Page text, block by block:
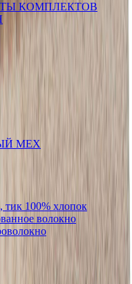
КОМПЛЕКТОВ
МЕХ
тик 100% хлопок
волокно